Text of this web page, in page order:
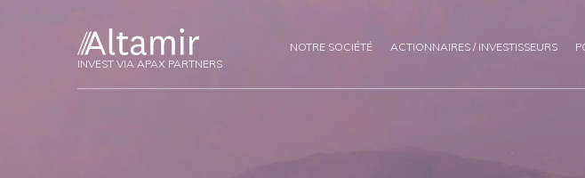
INVEST VIA APAX PARTNERS
NOTRE SOCIÉTÉ ACTIONNAIRES / INVESTISSEURS